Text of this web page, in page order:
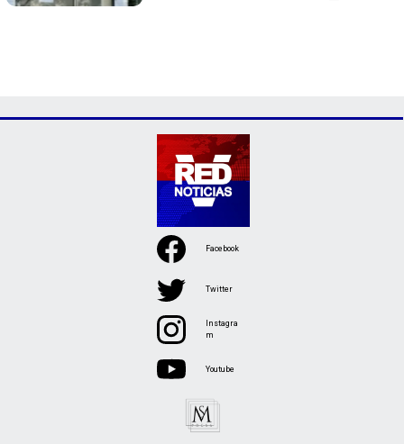
Facebook
Twitter
Instagra
m
Youtube